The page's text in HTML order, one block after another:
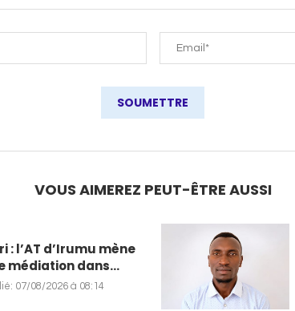
VOUS AIMEREZ PEUT-ÊTRE AUSSI
: l’AT d’Irumu mène
médiation dans...
07/08/2026 à 08:14